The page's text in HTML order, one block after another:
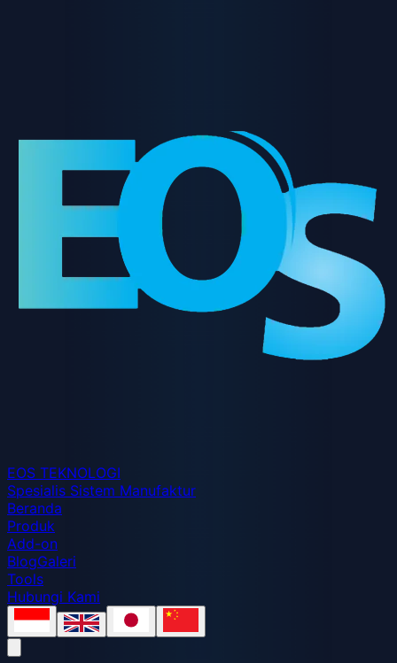
EOS TEKNOLOGI
Spesialis Sistem Manufaktur
Beranda
Produk
Add-on
BlogGaleri
Tools
Hubungi Kami